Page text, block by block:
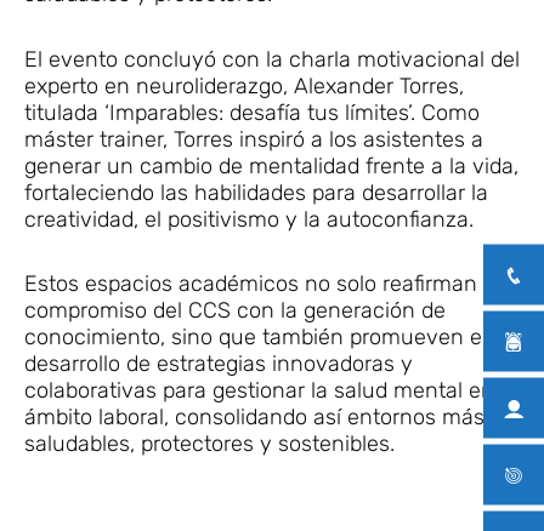
El evento concluyó con la charla motivacional del
experto en neuroliderazgo, Alexander Torres,
titulada ‘Imparables: desafía tus límites’. Como
máster trainer, Torres inspiró a los asistentes a
generar un cambio de mentalidad frente a la vida,
fortaleciendo las habilidades para desarrollar la
creatividad, el positivismo y la autoconfianza.
Estos espacios académicos no solo reafirman el
compromiso del CCS con la generación de
conocimiento, sino que también promueven el
desarrollo de estrategias innovadoras y
colaborativas para gestionar la salud mental en el
ámbito laboral, consolidando así entornos más
saludables, protectores y sostenibles.